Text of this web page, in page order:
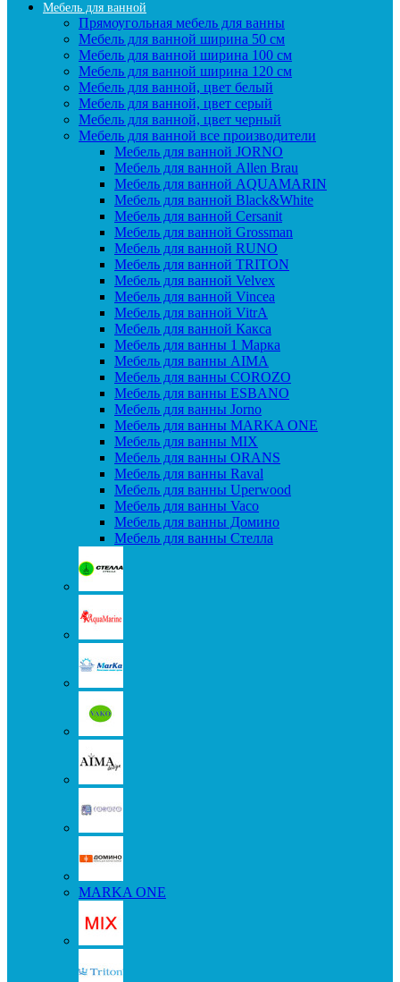
Мебель для ванной
Прямоугольная мебель для ванны
Мебель для ванной ширина 50 см
Мебель для ванной ширина 100 см
Мебель для ванной ширина 120 см
Мебель для ванной, цвет белый
Мебель для ванной, цвет серый
Мебель для ванной, цвет черный
Мебель для ванной все производители
Мебель для ванной JORNO
Мебель для ванной Allen Brau
Мебель для ванной AQUAMARIN
Мебель для ванной Black&White
Мебель для ванной Cersanit
Мебель для ванной Grossman
Мебель для ванной RUNO
Мебель для ванной TRITON
Мебель для ванной Velvex
Мебель для ванной Vincea
Мебель для ванной VitrA
Мебель для ванной Какса
Мебель для ванны 1 Марка
Мебель для ванны AIMA
Мебель для ванны COROZO
Мебель для ванны ESBANO
Мебель для ванны Jorno
Мебель для ванны MARKA ONE
Мебель для ванны MIX
Мебель для ванны ORANS
Мебель для ванны Raval
Мебель для ванны Uperwood
Мебель для ванны Vaco
Мебель для ванны Домино
Мебель для ванны Стелла
MARKA ONE